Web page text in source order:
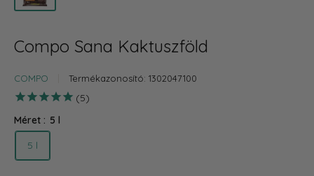
Compo Sana Kaktuszföld
COMPO Termékazonosító: 1302047100
5
Méret : 5 l
5 l